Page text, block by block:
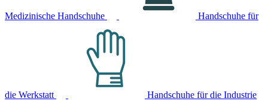
Medizinische Handschuhe Handschuhe für
die Werkstatt Handschuhe für die Industrie